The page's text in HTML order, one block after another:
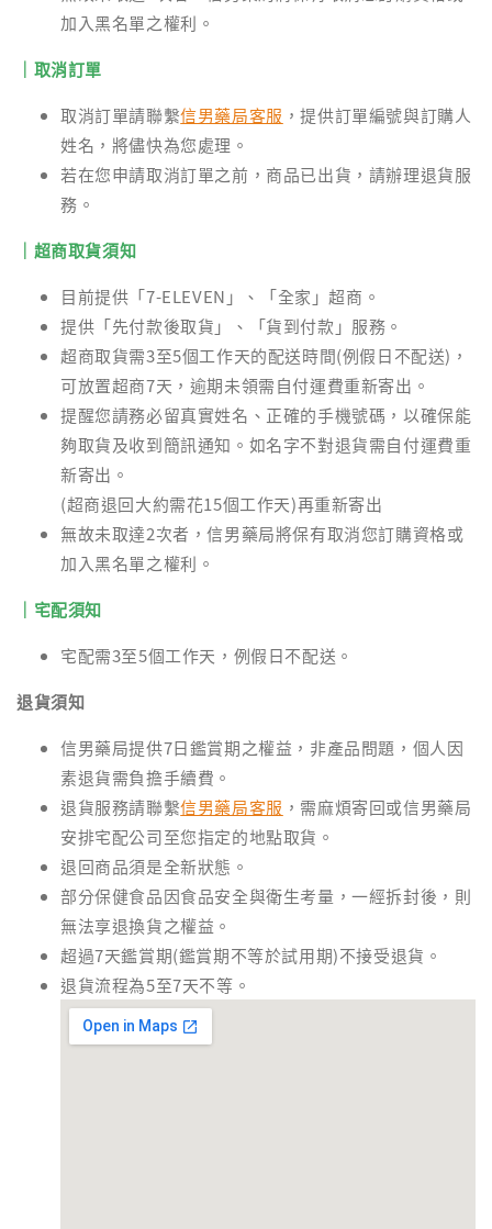
加入黑名單之權利。
｜取消訂單
取消訂單請聯繫信男藥局客服 ，提供訂單編號與訂購人
姓名，將儘快為您處理。
若在您申請取消訂單之前，商品已出貨，請辦理退貨服
務。
｜超商取貨須知
目前提供「7-ELEVEN」、「全家」超商。
提供「先付款後取貨」、「貨到付款」服務。
超商取貨需3至5個工作天的配送時間(例假日不配送)，
可放置超商7天，逾期未領需自付運費重新寄出。
提醒您請務必留真實姓名、正確的手機號碼，以確保能
夠取貨及收到簡訊通知。如名字不對退貨需自付運費重
新寄出。
(超商退回大約需花15個工作天)再重新寄出
無故未取達2次者，信男藥局將保有取消您訂購資格或
加入黑名單之權利。
｜宅配須知
宅配需3至5個工作天，例假日不配送。
退貨須知
信男藥局提供7日鑑賞期之權益，非產品問題，個人因
素退貨需負擔手續費。
退貨服務請聯繫信男藥局客服 ，需麻煩寄回或信男藥局
安排宅配公司至您指定的地點取貨。
退回商品須是全新狀態。
部分保健食品因食品安全與衛生考量，一經拆封後，則
無法享退換貨之權益。
超過7天鑑賞期(鑑賞期不等於試用期)不接受退貨。
退貨流程為5至7天不等。